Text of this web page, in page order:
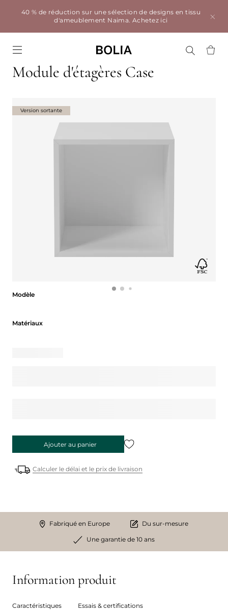
40 % de réduction sur une sélection de designs en tissu
d'ameublement Naima.Achetez ici
Module d'étagères Case
Modèle
Matériaux
Ajouter au panier
Calculer le délai et le prix de livraison
Version sortante
Fabriqué en Europe Du sur-mesure
Une garantie de 10 ans
Information produit
Caractéristiques Essais & certifications